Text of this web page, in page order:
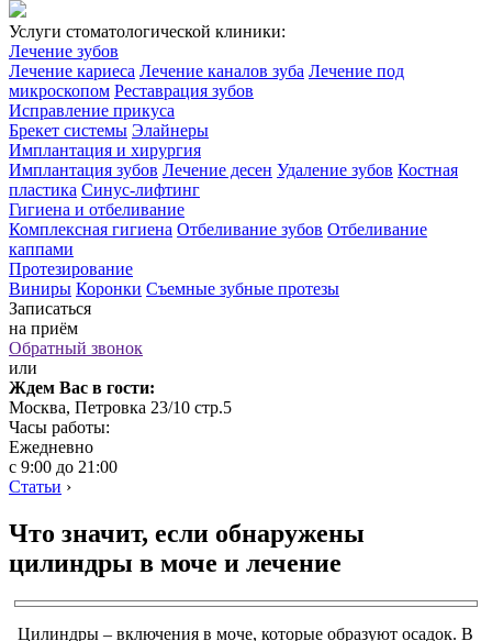
Услуги стоматологической клиники:
Лечение зубов
Лечение кариеса Лечение каналов зуба Лечение под
микроскопом Реставрация зубов
Исправление прикуса
Брекет системы Элайнеры
Имплантация и хирургия
Имплантация зубов Лечение десен Удаление зубов Костная
пластика Синус-лифтинг
Гигиена и отбеливание
Комплексная гигиена Отбеливание зубов Отбеливание
каппами
Протезирование
Виниры Коронки Съемные зубные протезы
Записаться
на приём
Обратный звонок
или
Ждем Вас в гости:
Москва, Петровка 23/10 стр.5
Часы работы:
Ежедневно
с 9:00 до 21:00
Статьи ›
Что значит, если обнаружены
цилиндры в моче и лечение
Цилиндры – включения в моче, которые образуют осадок. В